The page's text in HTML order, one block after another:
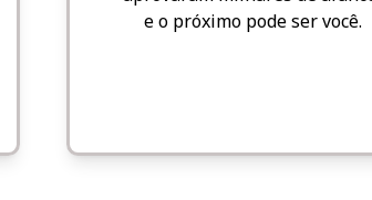
e o próximo pode ser você.